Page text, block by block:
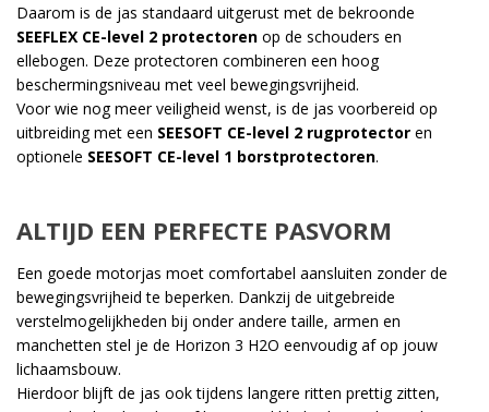
Daarom is de jas standaard uitgerust met de bekroonde
SEEFLEX CE-level 2 protectoren op de schouders en
ellebogen. Deze protectoren combineren een hoog
beschermingsniveau met veel bewegingsvrijheid.
Voor wie nog meer veiligheid wenst, is de jas voorbereid op
uitbreiding met een SEESOFT CE-level 2 rugprotector en
optionele SEESOFT CE-level 1 borstprotectoren.
ALTIJD EEN PERFECTE PASVORM
Een goede motorjas moet comfortabel aansluiten zonder de
bewegingsvrijheid te beperken. Dankzij de uitgebreide
verstelmogelijkheden bij onder andere taille, armen en
manchetten stel je de Horizon 3 H2O eenvoudig af op jouw
lichaamsbouw.
Hierdoor blijft de jas ook tijdens langere ritten prettig zitten,